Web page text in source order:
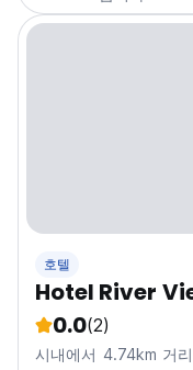
고, 가이드 동반 또는
호텔
Hotel River
0.0(2)
시내에서 4.74km 거리